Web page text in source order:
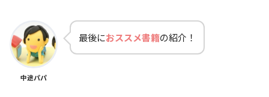
中途パパ
最後におススメ書籍の紹介！